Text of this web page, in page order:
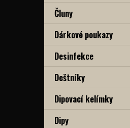
Čluny
Dárkové poukazy
Desinfekce
Deštníky
Dipovací kelímky
Dipy